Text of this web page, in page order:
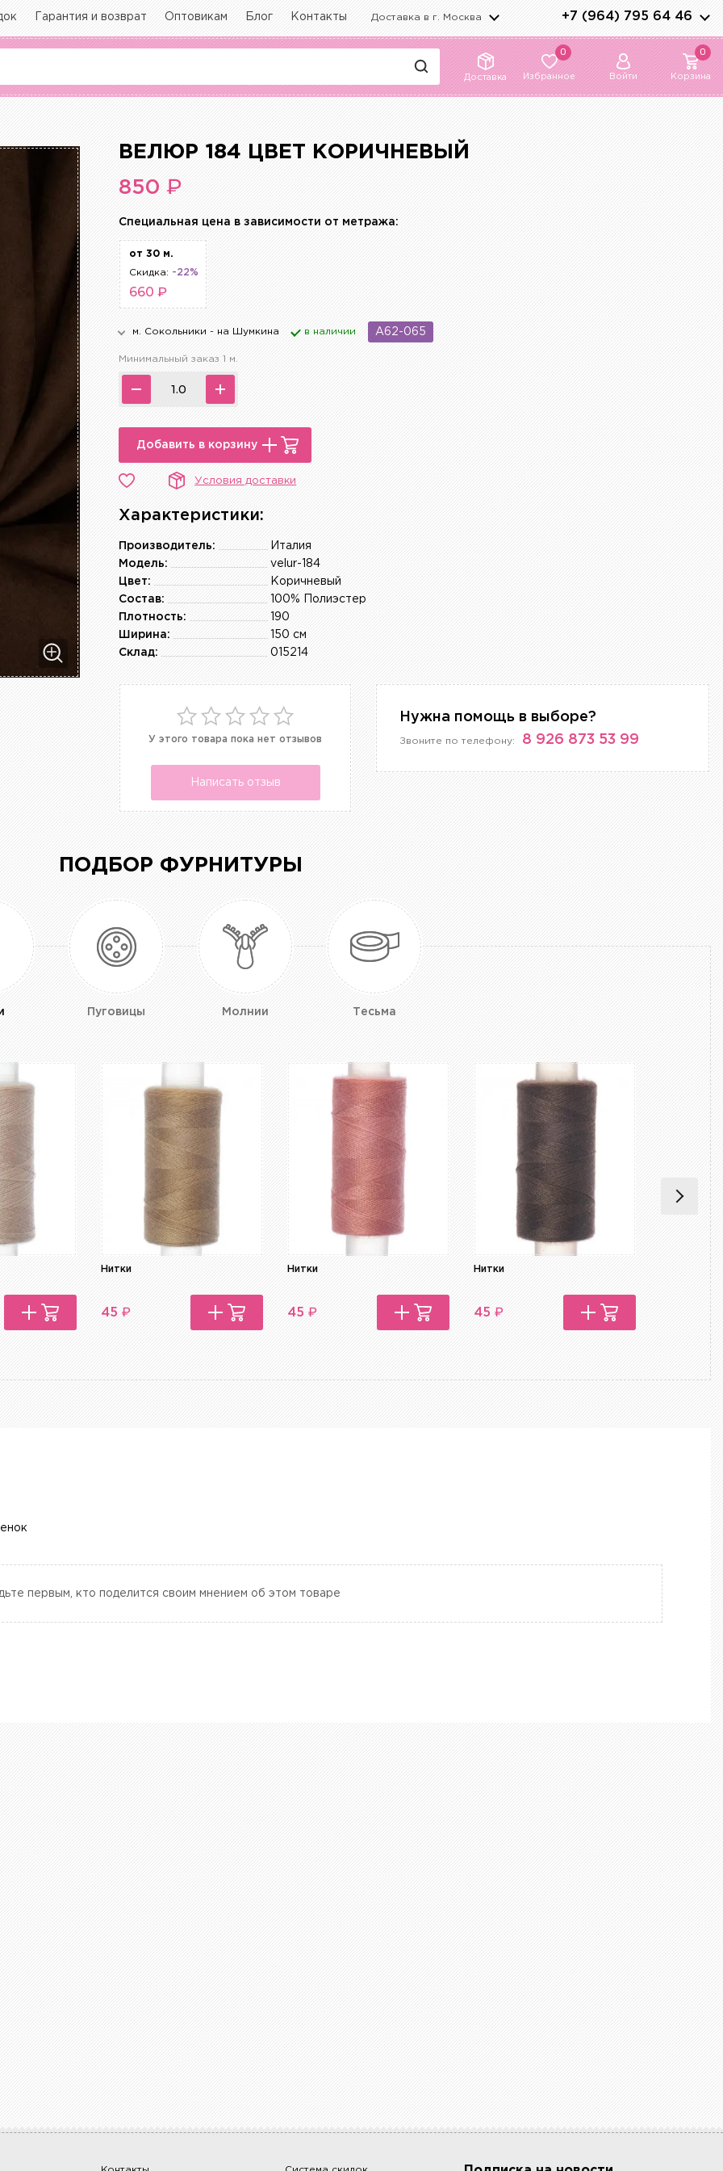
Гарантия и возврат Оптовикам Блог Контакты Доставка в г. Москва +7 (964) 795 64 46
Доставка
0
Избранное Войти
0
Корзина
ВЕЛЮР 184 ЦВЕТ КОРИЧНЕВЫЙ
850₽
Cпециальная цена в зависимости от метража:
от 30 м.
Скидка: -22%
660 ₽
м. Сокольники - на Шумкина в наличии A62-065
Минимальный заказ 1 м.
Добавить в корзину
Условия доставки
Характеристики:
Италия
Производитель:
velur-184
Модель:
Коричневый
Цвет:
100% Полиэстер
Состав:
190
Плотность:
150 см
Ширина:
015214
Склад:
У этого товара пока нет отзывов
Написать отзыв
Нужна помощь в выборе?
Звоните по телефону: 8 926 873 53 99
ПОДБОР ФУРНИТУРЫ
Пуговицы Молнии Тесьма
Нитки
45 ₽
Нитки
45 ₽
Нитки
45 ₽
первым, кто поделится своим мнением об этом товаре